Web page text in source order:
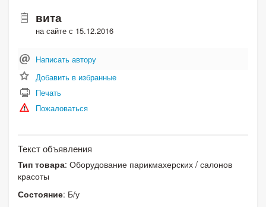
вита
на сайте с 15.12.2016
Написать автору
Добавить в избранные
Печать
Пожаловаться
Текст объявления
Тип товара: Оборудование парикмахерских / салонов
красоты
Состояние: Б/у